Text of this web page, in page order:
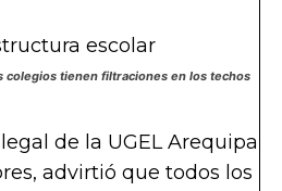
colegios tienen filtraciones en los techos
de la UGEL Arequipa
advirtió que todos los